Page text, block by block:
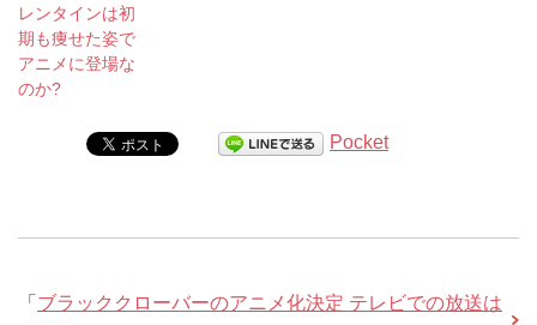
レンタインは初
期も痩せた姿で
アニメに登場な
のか?
Pocket
「 ブラッククローバーのアニメ化決定 テレビでの放送は